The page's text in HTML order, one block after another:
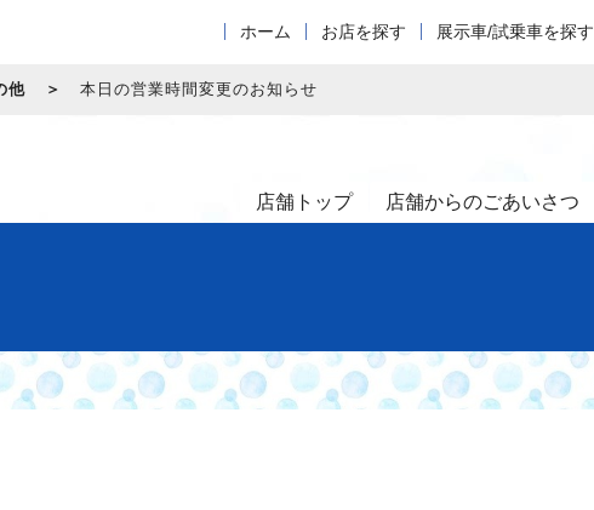
ホーム お店を探す 展示車/試乗車を探す
他 本日の営業時間変更のお知らせ
店舗トップ 店舗からのごあいさつ